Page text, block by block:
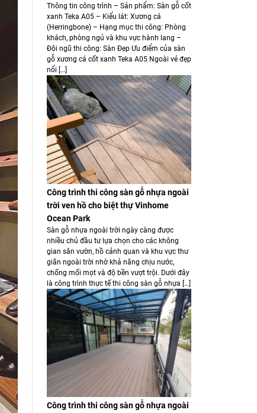
Thông tin công trình – Sản phẩm: Sàn gỗ cốt
xanh Teka A05 – Kiểu lát: Xương cá
(Herringbone) – Hạng mục thi công: Phòng
khách, phòng ngủ và khu vực hành lang –
Đội ngũ thi công: Sàn Đẹp Ưu điểm của sàn
gỗ xương cá cốt xanh Teka A05 Ngoài vẻ đẹp
nổi […]
Công trình thi công sàn gỗ nhựa ngoài
trời ven hồ cho biệt thự Vinhome
Ocean Park
Sàn gỗ nhựa ngoài trời ngày càng được
nhiều chủ đầu tư lựa chọn cho các không
gian sân vườn, hồ cảnh quan và khu vực thư
giãn ngoài trời nhờ khả năng chịu nước,
chống mối mọt và độ bền vượt trội. Dưới đây
là công trình thực tế thi công sàn gỗ nhựa […]
Công trình thi công sàn gỗ nhựa ngoài